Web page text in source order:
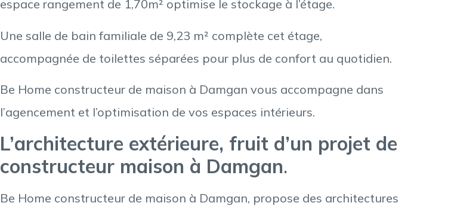
espace rangement de 1,70m² optimise le stockage à l’étage.
Une salle de bain familiale de 9,23 m² complète cet étage,
accompagnée de toilettes séparées pour plus de confort au quotidien.
Be Home constructeur de maison à Damgan vous accompagne dans
l’agencement et l’optimisation de vos espaces intérieurs.
L’architecture extérieure, fruit d’un projet de
constructeur maison à Damgan.
Be Home constructeur de maison à Damgan, propose des architectures